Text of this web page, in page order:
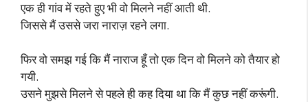
एक ही गांव में रहते हुए भी वो मिलने नहीं आती थी.
जिससे मैं उससे जरा नाराज़ रहने लगा.
फिर वो समझ गई कि मैं नाराज हूँ तो एक दिन वो मिलने को तैयार हो
गयी.
उसने मुझसे मिलने से पहले ही कह दिया था कि मैं कुछ नहीं करूंगी.